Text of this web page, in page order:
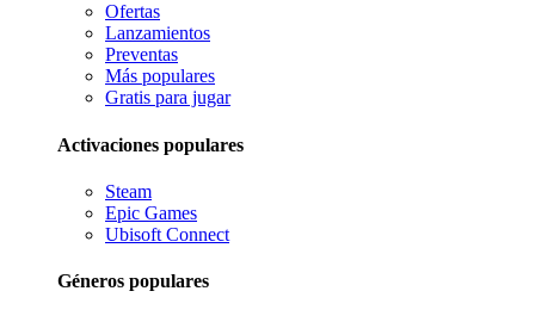
Ofertas
Lanzamientos
Preventas
Más populares
Gratis para jugar
Activaciones populares
Steam
Epic Games
Ubisoft Connect
Géneros populares